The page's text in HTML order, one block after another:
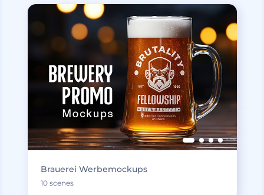
Brauerei Werbemockups
10 scenes